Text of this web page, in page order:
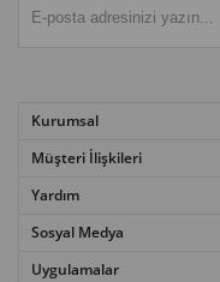
Kurumsal
Müşteri İlişkileri
Yardım
Sosyal Medya
Uygulamalar